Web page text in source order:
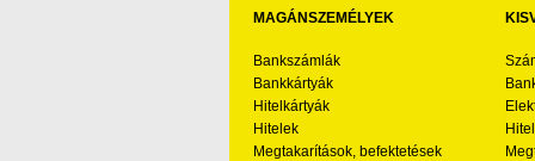
MAGÁNSZEMÉLYEK
Bankszámlák
Bankkártyák
Hitelkártyák
Hitelek
Megtakarítások, befektetések